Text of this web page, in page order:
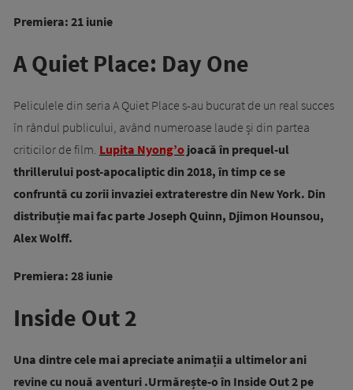
Premiera: 21 iunie
A Quiet Place: Day One
Peliculele din seria A Quiet Place s-au bucurat de un real succes
în rândul publicului, având numeroase laude și din partea
criticilor de film. Lupita Nyong’o joacă în prequel-ul
thrillerului post-apocaliptic din 2018, în timp ce se
confruntă cu zorii invaziei extraterestre din New York. Din
distribuție mai fac parte Joseph Quinn, Djimon Hounsou,
Alex Wolff.
Premiera: 28 iunie
Inside Out 2
Una dintre cele mai apreciate animații a ultimelor ani
revine cu nouă aventuri .Urmărește-o în Inside Out 2 pe